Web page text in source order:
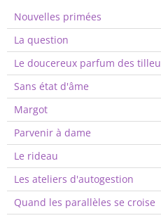
Nouvelles primées
La question
Le doucereux parfum des tilleu
Sans état d'âme
Margot
Parvenir à dame
Le rideau
Les ateliers d'autogestion
Quand les parallèles se croise